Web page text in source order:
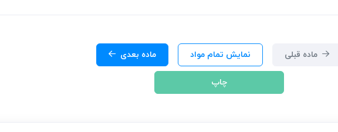
ماده بعدی نمایش تمام مواد ماده قبلی
چاپ